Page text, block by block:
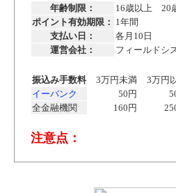
年齢制限：
16歳以上 20
ポイント有効期限： 1年間
支払い日：
各月10日
運営会社：
フィールドシ
振込み手数料 3万円未満
3万円
イーバンク
50円
全金融機関
160円
注意点：